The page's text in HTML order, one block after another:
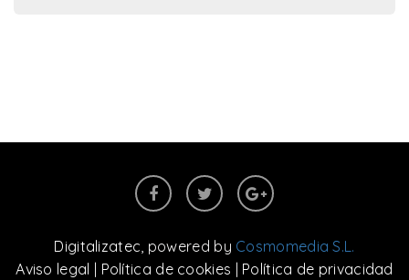
Digitalizatec, powered by Cosmomedia S.L.
Aviso legal
Política de cookies Política de privacidad